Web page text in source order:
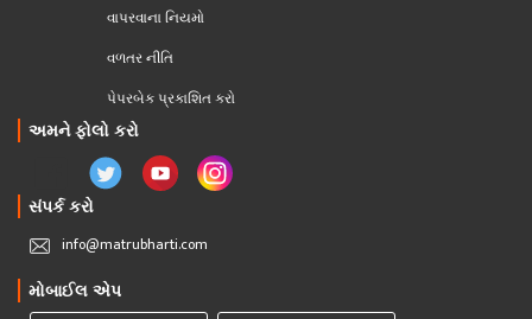
વાપરવાના નિયમો
વળતર નીતિ
પેપરબેક પ્રકાશિત કરો
અમને ફોલો કરો
સંપર્ક કરો
info@matrubharti.com
મોબાઈલ એપ